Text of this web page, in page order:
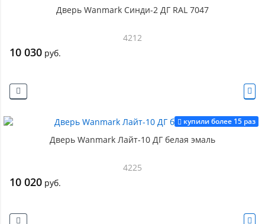
Дверь Wanmark Синди-2 ДГ RAL 7047
4212
10 030 руб.
купили более 15 раз
Дверь Wanmark Лайт-10 ДГ белая эмаль
4225
10 020 руб.